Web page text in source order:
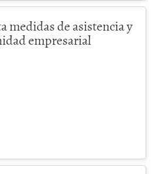
medidas de asistencia y
empresarial